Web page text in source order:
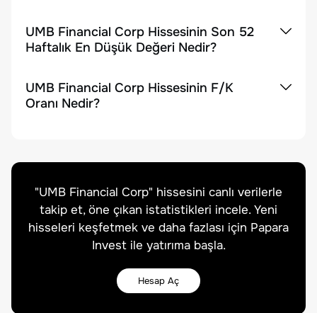
UMB Financial Corp Hissesinin Son 52
Haftalık En Düşük Değeri Nedir?
UMB Financial Corp Hissesinin F/K
Oranı Nedir?
"UMB Financial Corp" hissesini canlı verilerle
takip et, öne çıkan istatistikleri incele. Yeni
hisseleri keşfetmek ve daha fazlası için Papara
Invest ile yatırıma başla.
Hesap Aç